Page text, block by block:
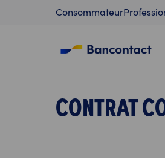
Contenu
Consommateur
CONTRAT